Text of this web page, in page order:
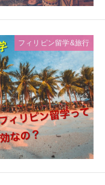
フィリピン留学&旅行